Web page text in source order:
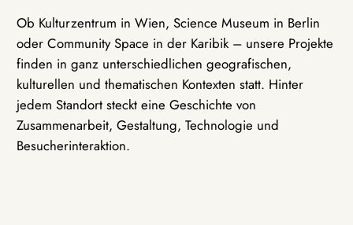
Ob Kulturzentrum in Wien, Science Museum in Berlin
oder Community Space in der Karibik – unsere Projekte
finden in ganz unterschiedlichen geografischen,
kulturellen und thematischen Kontexten statt. Hinter
jedem Standort steckt eine Geschichte von
Zusammenarbeit, Gestaltung, Technologie und
Besucherinteraktion.